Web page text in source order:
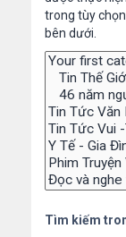
trong tùy
bên dưới.
Tìm kiếm